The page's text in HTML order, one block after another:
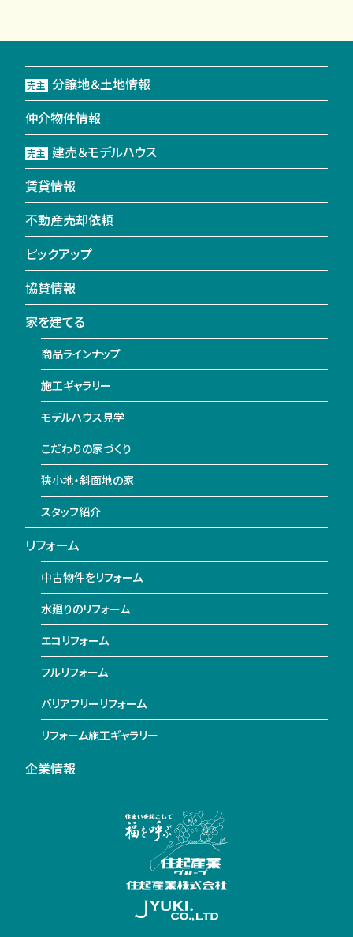
売主 分譲地＆土地情報
仲介物件情報
売主 建売＆モデルハウス
賃貸情報
不動産売却依頼
ピックアップ
協賛情報
家を建てる
商品ラインナップ
施工ギャラリー
モデルハウス見学
こだわりの家づくり
狭小地・斜面地の家
スタッフ紹介
リフォーム
中古物件をリフォーム
水廻りのリフォーム
エコリフォーム
フルリフォーム
バリアフリーリフォーム
リフォーム施工ギャラリー
企業情報